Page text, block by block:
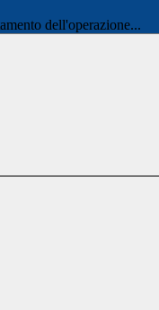
dell'operazione...